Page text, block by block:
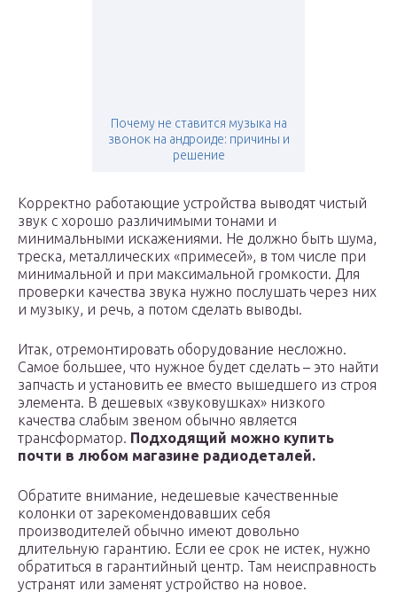
Почему не ставится музыка на
звонок на андроиде: причины и
решение
Корректно работающие устройства выводят чистый
звук с хорошо различимыми тонами и
минимальными искажениями. Не должно быть шума,
треска, металлических «примесей», в том числе при
минимальной и при максимальной громкости. Для
проверки качества звука нужно послушать через них
и музыку, и речь, а потом сделать выводы.
Итак, отремонтировать оборудование несложно.
Самое большее, что нужное будет сделать – это найти
запчасть и установить ее вместо вышедшего из строя
элемента. В дешевых «звуковушках» низкого
качества слабым звеном обычно является
трансформатор. Подходящий можно купить
почти в любом магазине радиодеталей.
Обратите внимание, недешевые качественные
колонки от зарекомендовавших себя
производителей обычно имеют довольно
длительную гарантию. Если ее срок не истек, нужно
обратиться в гарантийный центр. Там неисправность
устранят или заменят устройство на новое.